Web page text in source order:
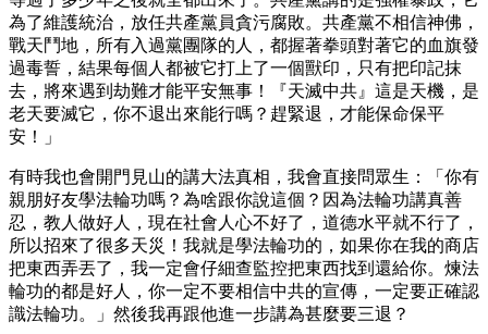
為了維護統治，放任共產黨員貪污腐敗。共產黨不相信神佛，
戰天鬥地，所有入過黨團隊的人，都握著拳頭對著它的血旗發
過毒誓，結果每個人都被它打上了一個獸印，只有把印記抹
去，將來遇到劫難才能平安無事！『天滅中共』這是天機，是
老天要滅它，你不退出來能行嗎？趕緊退，才能保命保平
安！」
有時我也會開門見山的講大法真相，我會直接問眾生：「你有
親朋好友學法輪功嗎？為啥跟你說這個？因為法輪功講真善
忍，教人做好人，現在社會人心不好了，道德水平就不行了，
所以招來了很多天災！我就是學法輪功的，如果你在我的商店
把東西弄丟了，我一定會仔細查監控把東西找到還給你。煉法
輪功的都是好人，你一定不要相信中共的宣傳，一定要正確認
識法輪功。」然後我再跟他進一步講為甚麼要三退？